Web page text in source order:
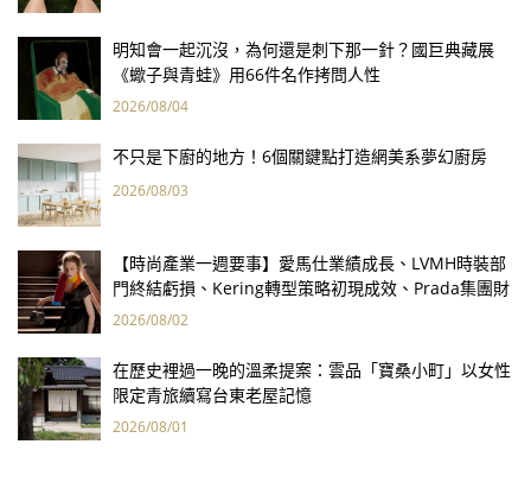
明知會一起沉沒，為何還是刺下那一針？國巨典藏展
《蠍子與青蛙》用66件名作拷問人性
2026/08/04
不只是下廚的地方！6個關鍵點打造網美系夢幻廚房
2026/08/03
【時尚產業一週要事】愛馬仕業績成長、LVMH時裝部
門終結虧損、Kering轉型策略初現成效、Prada集團財
報亮眼
2026/08/02
在歷史裡過一晚的溫柔提案：雲品「寶桑小町」以女性
限定青旅續寫台東老屋記憶
2026/08/01